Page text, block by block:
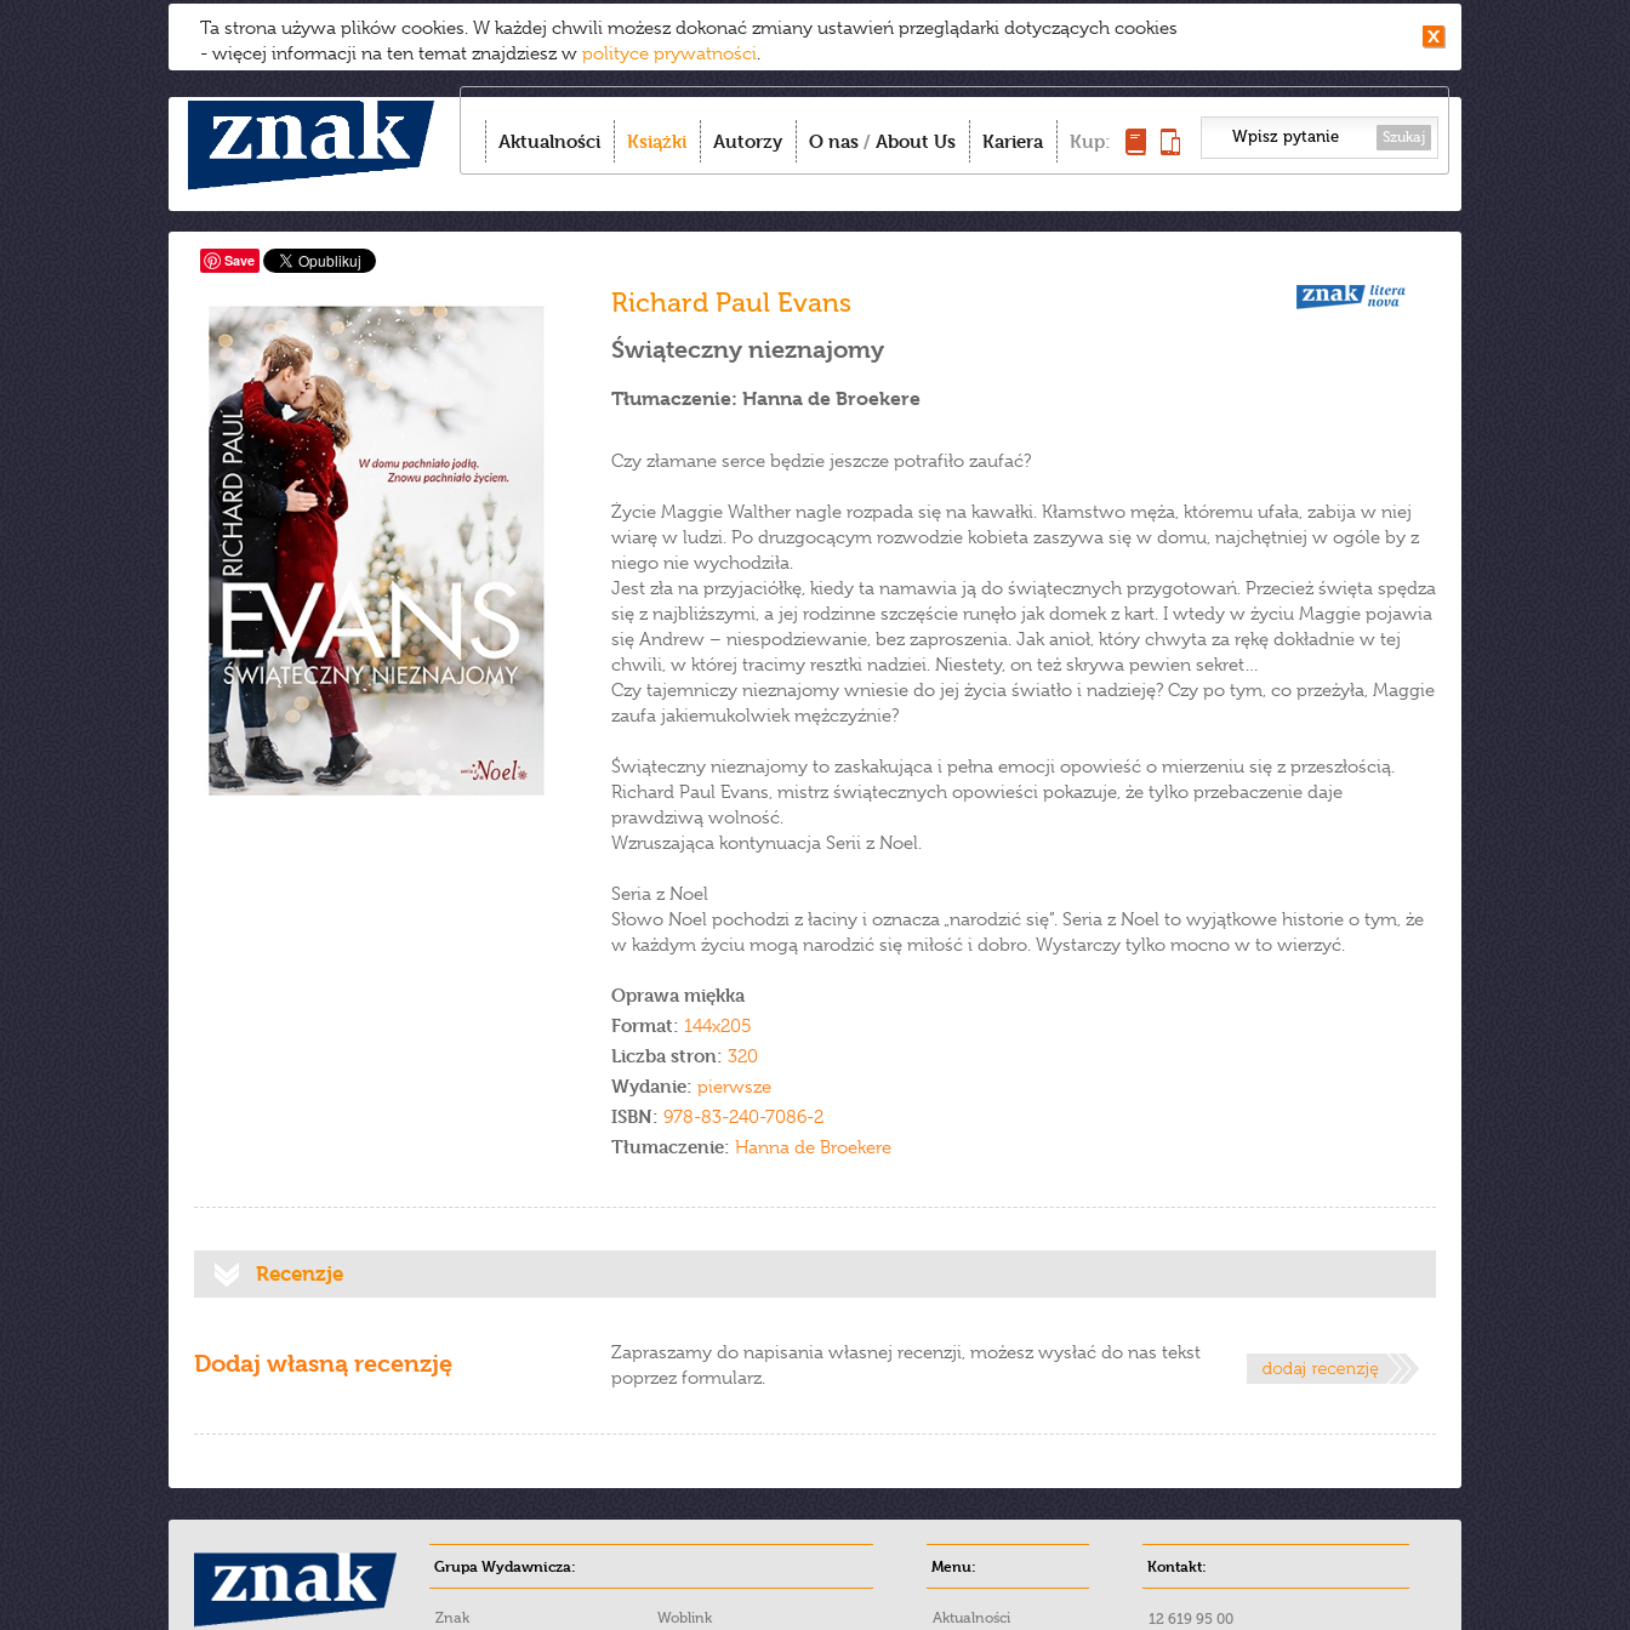
Ta strona używa plików cookies. W każdej chwili możesz dokonać zmiany ustawień przeglądarki dotyczących cookies
- więcej informacji na ten temat znajdziesz w polityce prywatności.
Aktualności Książki Autorzy O nas / About Us Kariera Kup: Szukaj
Save
Richard Paul Evans
Świąteczny nieznajomy
Tłumaczenie: Hanna de Broekere
Czy złamane serce będzie jeszcze potrafiło zaufać?
Życie Maggie Walther nagle rozpada się na kawałki. Kłamstwo męża, któremu ufała, zabija w niej
wiarę w ludzi. Po druzgocącym rozwodzie kobieta zaszywa się w domu, najchętniej w ogóle by z
niego nie wychodziła.
Jest zła na przyjaciółkę, kiedy ta namawia ją do świątecznych przygotowań. Przecież święta spędza
się z najbliższymi, a jej rodzinne szczęście runęło jak domek z kart. I wtedy w życiu Maggie pojawia
się Andrew – niespodziewanie, bez zaproszenia. Jak anioł, który chwyta za rękę dokładnie w tej
chwili, w której tracimy resztki nadziei. Niestety, on też skrywa pewien sekret…
Czy tajemniczy nieznajomy wniesie do jej życia światło i nadzieję? Czy po tym, co przeżyła, Maggie
zaufa jakiemukolwiek mężczyźnie?
Świąteczny nieznajomy to zaskakująca i pełna emocji opowieść o mierzeniu się z przeszłością.
Richard Paul Evans, mistrz świątecznych opowieści pokazuje, że tylko przebaczenie daje
prawdziwą wolność.
Wzruszająca kontynuacja Serii z Noel.
Seria z Noel
Słowo Noel pochodzi z łaciny i oznacza „narodzić się”. Seria z Noel to wyjątkowe historie o tym, że
w każdym życiu mogą narodzić się miłość i dobro. Wystarczy tylko mocno w to wierzyć.
Oprawa miękka
Format: 144x205
Liczba stron: 320
Wydanie: pierwsze
ISBN: 978-83-240-7086-2
Tłumaczenie: Hanna de Broekere
Recenzje
Dodaj własną recenzję
Zapraszamy do napisania własnej recenzji, możesz wysłać do nas tekst
poprzez formularz.
Grupa Wydawnicza:
Znak Woblink
Menu:
Aktualności
Kontakt:
12 619 95 00